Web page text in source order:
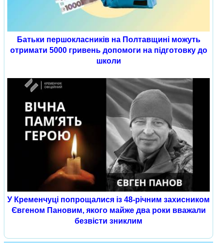
Батьки першокласників на Полтавщині можуть
отримати 5000 гривень допомоги на підготовку до
школи
У Кременчуці попрощалися із 48-річним захисником
Євгеном Пановим, якого майже два роки вважали
безвісти зниклим